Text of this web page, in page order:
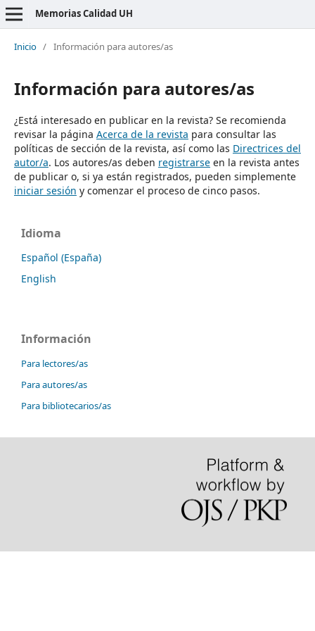
Memorias Calidad UH
Inicio / Información para autores/as
Información para autores/as
¿Está interesado en publicar en la revista? Se recomienda
revisar la página Acerca de la revista para consultar las
políticas de sección de la revista, así como las Directrices del
autor/a. Los autores/as deben registrarseen la revista antes
de publicar o, si ya están registrados, pueden simplemente
iniciar sesión y comenzar el proceso de cinco pasos.
Idioma
Español (España)
English
Información
Para lectores/as
Para autores/as
Para bibliotecarios/as